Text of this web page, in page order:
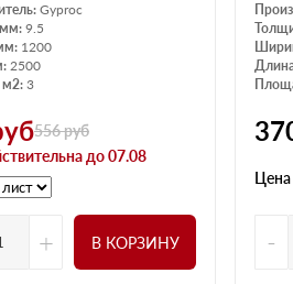
Gyproc
9.5
1200
2500
м2:3
556руб
до 07.08
+ В КОРЗИНУ
Цена
-